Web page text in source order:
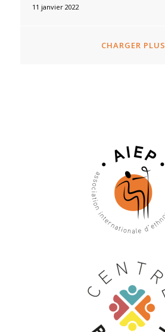
11 janvier 2022
CHARGER PLUS